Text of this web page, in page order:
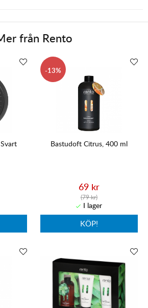
från Rento
13
Bastudoft Citrus, 400 ml
69 kr
(79 kr)
KÖP!